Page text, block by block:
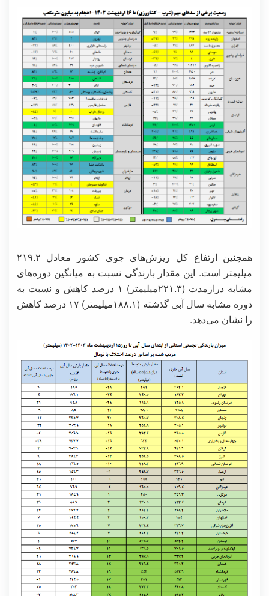
همچنین ارتفاع کل ریزش‌های جوی کشور معادل ۲۱۹.۲
میلیمتر است. این مقدار بارندگی نسبت به میانگین دوره‌های
مشابه درازمدت (۲۲۱.۳میلیمتر) ۱ درصد کاهش و نسبت به
دوره مشابه سال آبی گذشته (۱۸۸.۱میلیمتر) ۱۷ درصد کاهش
را نشان می‌دهد.